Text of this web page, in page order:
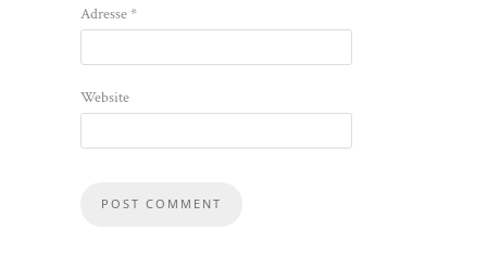
Adresse*
Website